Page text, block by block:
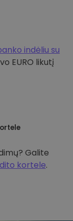
indėliu su
EURO likutį
Galite
kortele.